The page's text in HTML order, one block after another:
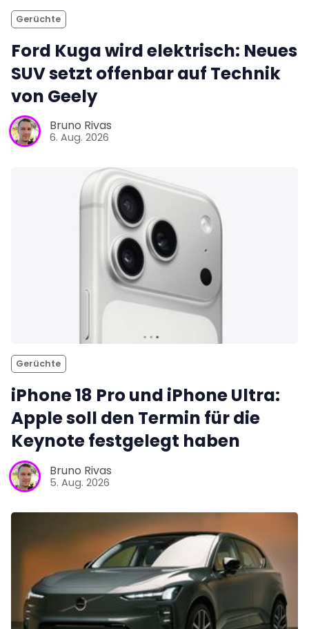
Gerüchte
Ford Kuga wird elektrisch: Neues
SUV setzt offenbar auf Technik
von Geely
Bruno Rivas
6. Aug. 2026
Gerüchte
iPhone 18 Pro und iPhone Ultra:
Apple soll den Termin für die
Keynote festgelegt haben
Bruno Rivas
5. Aug. 2026